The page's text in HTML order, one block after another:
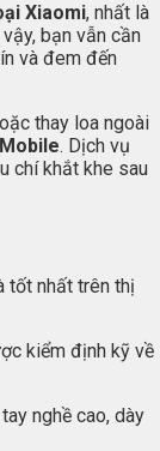
Xiaomi, nhất là
bạn vẫn cần
và đem đến
thay loa ngoài
. Dịch vụ
chí khắt khe sau
tốt nhất trên thị
kiểm định kỹ về
nghề cao, dày